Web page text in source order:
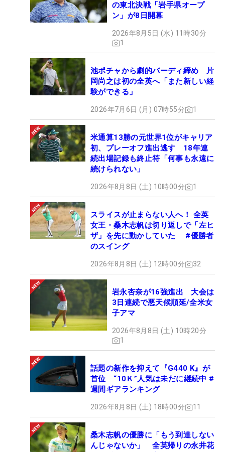
の東北決戦「岩手県オープ
ン」が8日開幕
2026年8月5日 (水) 11時30分
1
池ポチャから劇的バーディ締め 片
岡尚之は初の全英へ「また新しい経
験ができる」
2026年7月6日 (月) 07時55分 1
米通算13勝の元世界1位がキャリア
初、プレーオフ進出逃す 18年連
続出場記録も終止符「何事も永遠に
続けられない」
2026年8月8日 (土) 10時00分 1
スライスが止まらない人へ！ 全英
女王・桑木志帆は切り返しで「左ヒ
ザ」を先に動かしていた #優勝者
のスイング
2026年8月8日 (土) 12時00分 32
岩永杏奈が16強進出 大会は
3日連続で悪天候順延/全米女
子アマ
2026年8月8日 (土) 10時20分
1
話題の新作を抑えて『G440 K』が
首位 “10Ｋ”人気は未だに継続中 #
週間ギアランキング
2026年8月8日 (土) 18時00分 11
桑木志帆の優勝に「もう到達しない
んじゃないか」 全英帰りの永井花